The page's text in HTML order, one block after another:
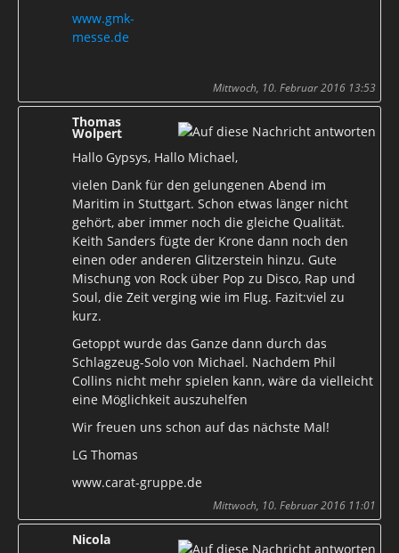
www.gmk-
messe.de
Mittwoch, 10. Februar 2016 13:53
Thomas
Wolpert
Hallo Gypsys, Hallo Michael,
vielen Dank für den gelungenen Abend im
Maritim in Stuttgart. Schon etwas länger nicht
gehört, aber immer noch die gleiche Qualität.
Keith Sanders fügte der Krone dann noch den
einen oder anderen Glitzerstein hinzu. Gute
Mischung von Rock über Pop zu Disco, Rap und
Soul, die Zeit verging wie im Flug. Fazit:viel zu
kurz.
Getoppt wurde das Ganze dann durch das
Schlagzeug-Solo von Michael. Nachdem Phil
Collins nicht mehr spielen kann, wäre da vielleicht
eine Möglichkeit auszuhelfen
Wir freuen uns schon auf das nächste Mal!
LG Thomas
www.carat-gruppe.de
Mittwoch, 10. Februar 2016 11:01
Nicola